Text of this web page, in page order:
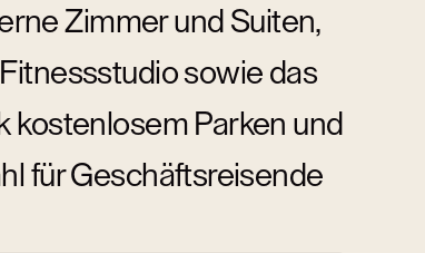
Zimmer und Suiten,
sowie das
kostenlosem Parken und
für Geschäftsreisende